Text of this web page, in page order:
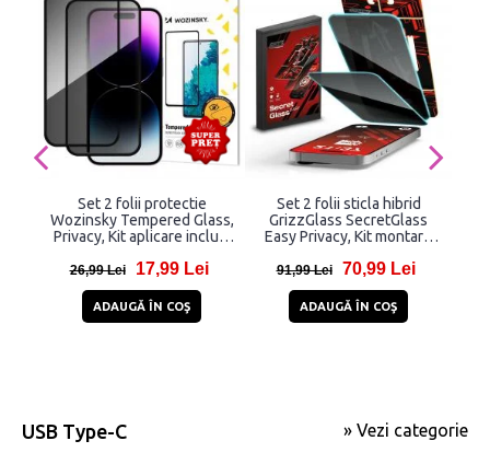
Set 2 folii protectie
Wozinsky Tempered Glass,
Privacy, Kit aplicare inclus,
Pro, Negru
26,99 Lei 17,99 Lei
ADAUGĂ ÎN COŞ
Set 2 folii sticla hibrid
GrizzGlass SecretGlass
Easy Privacy, Kit montare
iPhone 16 Pro, Negru
91,99 Lei 70,99 Lei
ADAUGĂ ÎN COŞ
USB Type-C » Vezi categorie